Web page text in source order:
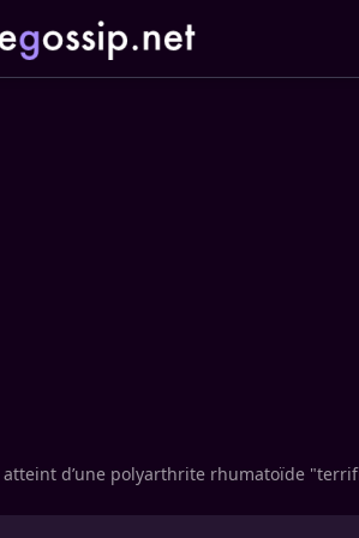
atteint d’une polyarthrite rhumatoïde